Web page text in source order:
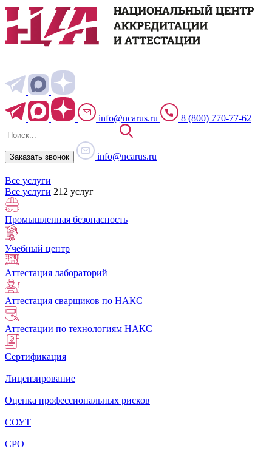
info@ncarus.ru 8 (800) 770-77-62
Заказать звонок info@ncarus.ru
Все услуги
Все услуги 212 услуг
Промышленная безопасность
Учебный центр
Аттестация лабораторий
Аттестация сварщиков по НАКС
Аттестации по технологиям НАКС
Сертификация
Лицензирование
Оценка профессиональных рисков
СОУТ
СРО